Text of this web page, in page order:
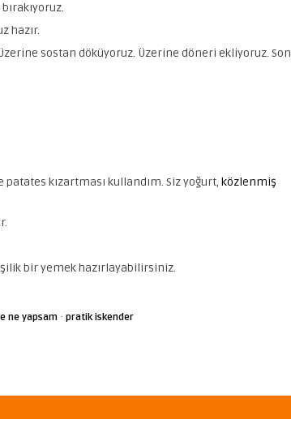
hazır.
sostan döküyoruz. Üzerine döneri ekliyoruz. Son
kızartması kullandım. Siz yoğurt, közlenmiş
bir yemek hazırlayabilirsiniz.
ne yapsam · pratik iskender